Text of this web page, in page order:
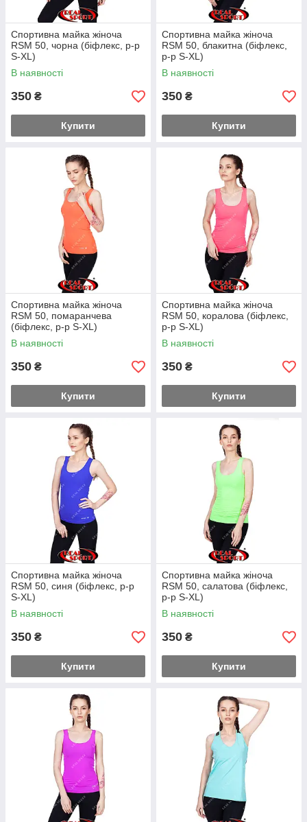
Спортивна майка жіноча
RSM 50, чорна (біфлекс, р-р
S-XL)
В наявності
350 ₴
Купити
Спортивна майка жіноча
RSM 50, блакитна (біфлекс,
р-р S-XL)
В наявності
350 ₴
Купити
Спортивна майка жіноча
RSM 50, помаранчева
(біфлекс, р-р S-XL)
В наявності
350 ₴
Купити
Спортивна майка жіноча
RSM 50, коралова (біфлекс,
р-р S-XL)
В наявності
350 ₴
Купити
Спортивна майка жіноча
RSM 50, синя (біфлекс, р-р
S-XL)
В наявності
350 ₴
Купити
Спортивна майка жіноча
RSM 50, салатова (біфлекс,
р-р S-XL)
В наявності
350 ₴
Купити